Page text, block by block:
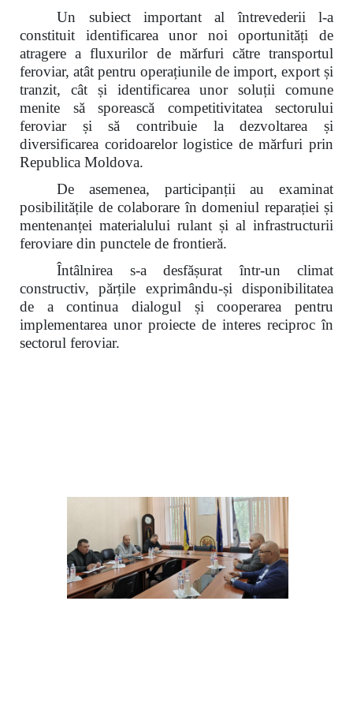
Un subiect important al întrevederii l-a
constituit identificarea unor noi oportunități de
atragere a fluxurilor de mărfuri către transportul
feroviar, atât pentru operațiunile de import, export și
tranzit, cât și identificarea unor soluții comune
menite să sporească competitivitatea sectorului
feroviar și să contribuie la dezvoltarea și
diversificarea coridoarelor logistice de mărfuri prin
Republica Moldova.
De asemenea, participanții au examinat
posibilitățile de colaborare în domeniul reparației și
mentenanței materialului rulant și al infrastructurii
feroviare din punctele de frontieră.
Întâlnirea s-a desfășurat într-un climat
constructiv, părțile exprimându-și disponibilitatea
de a continua dialogul și cooperarea pentru
implementarea unor proiecte de interes reciproc în
sectorul feroviar.